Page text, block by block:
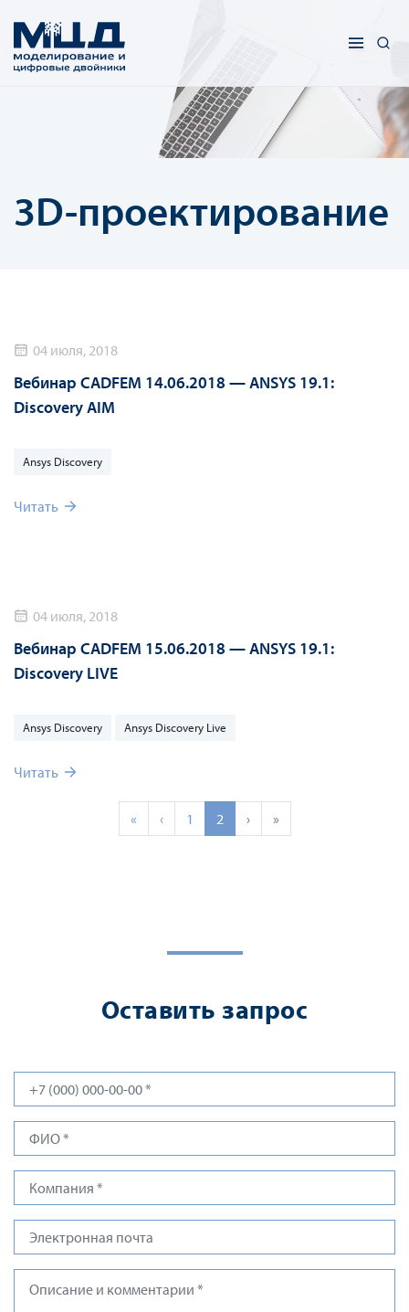
3D-проектирование
04 июля, 2018
Вебинар CADFEM 14.06.2018 — ANSYS 19.1:
Discovery AIM
Ansys Discovery
Читать
04 июля, 2018
Вебинар CADFEM 15.06.2018 — ANSYS 19.1:
Discovery LIVE
Ansys Discovery Ansys Discovery Live
Читать
« ‹ 1 2 › »
Оставить запрос